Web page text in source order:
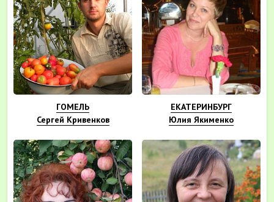
ГОМЕЛЬ
Сергей Кривенков
ЕКАТЕРИНБУРГ
Юлия Якименко